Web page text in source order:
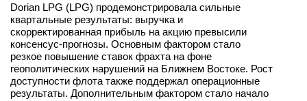
Dorian LPG (LPG) продемонстрировала сильные
квартальные результаты: выручка и
скорректированная прибыль на акцию превысили
консенсус-прогнозы. Основным фактором стало
резкое повышение ставок фрахта на фоне
геополитических нарушений на Ближнем Востоке. Рост
доступности флота также поддержал операционные
результаты. Дополнительным фактором стало начало